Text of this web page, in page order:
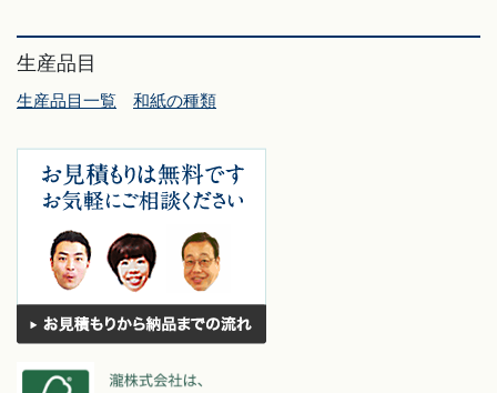
生産品目
生産品目一覧 和紙の種類